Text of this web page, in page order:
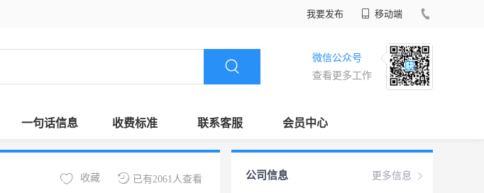
我要发布 移动端
微信公众号
查看更多工作
一句话信息 收费标准 联系客服 会员中心
已有2061人查看
收藏 更多信息
公司信息